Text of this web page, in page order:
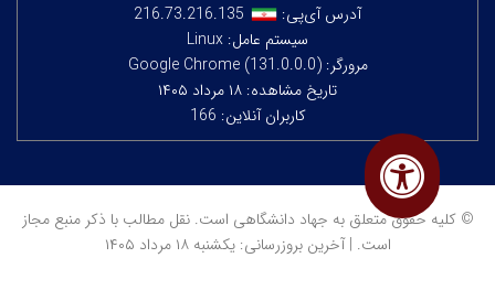
آدرس آی‌پی:
216.73.216.135
سیستم عامل: Linux
مرورگر: Google Chrome (131.0.0.0)
تاریخ مشاهده: ۱۸ مرداد ۱۴۰۵
کاربران آنلاین: 166
© کلیه حقوق متعلق به جهاد دانشگاهی است. نقل مطالب با ذکر منبع مجاز
است. | آخرین بروزرسانی: یکشنبه ۱۸ مرداد ۱۴۰۵